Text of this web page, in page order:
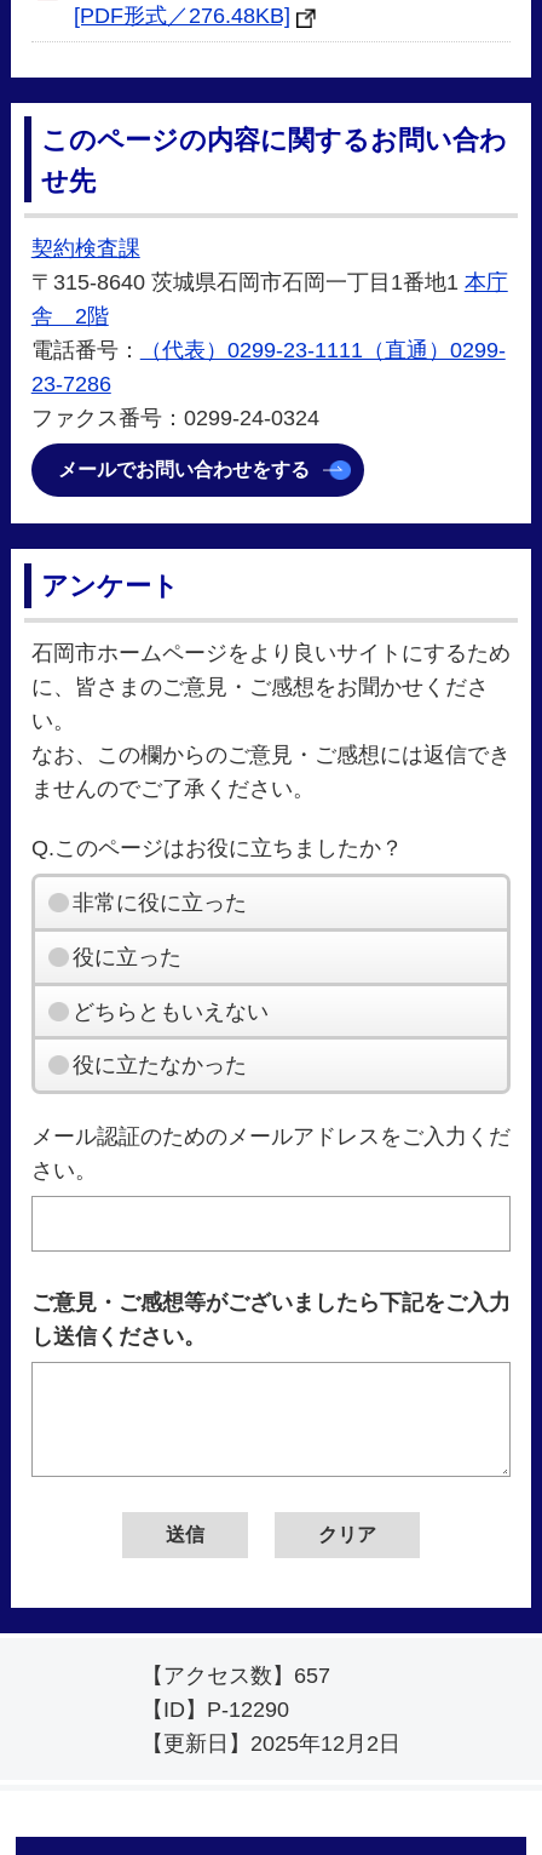
[PDF形式／276.48KB]
このページの内容に関するお問い合わ
せ先
契約検査課
〒315-8640 茨城県石岡市石岡一丁目1番地1 本庁
舎 2階
電話番号：
（代表）0299-23-1111（直通）0299-
23-7286
ファクス番号：0299-24-0324
メールでお問い合わせをする
アンケート
石岡市ホームページをより良いサイトにするため
に、皆さまのご意見・ご感想をお聞かせくださ
い。
なお、この欄からのご意見・ご感想には返信でき
ませんのでご了承ください。
Q.このページはお役に立ちましたか？
非常に役に立った
役に立った
どちらともいえない
役に立たなかった
メール認証のためのメールアドレスをご入力くだ
さい。
ご意見・ご感想等がございましたら下記をご入力
し送信ください。
【アクセス数】 657
【ID】 P-12290
【更新日】 2025年12月2日